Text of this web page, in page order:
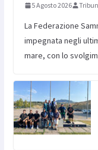
5 Agosto 2026
La Federazione
impegnata negli
mare, con lo